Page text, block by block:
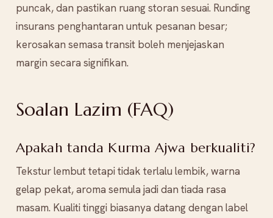
puncak, dan pastikan ruang storan sesuai. Runding
insurans penghantaran untuk pesanan besar;
kerosakan semasa transit boleh menjejaskan
margin secara signifikan.
Soalan Lazim (FAQ)
Apakah tanda Kurma Ajwa berkualiti?
Tekstur lembut tetapi tidak terlalu lembik, warna
gelap pekat, aroma semula jadi dan tiada rasa
masam. Kualiti tinggi biasanya datang dengan label